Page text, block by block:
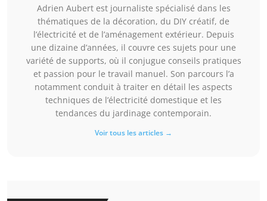
Adrien Aubert est journaliste spécialisé dans les
thématiques de la décoration, du DIY créatif, de
l’électricité et de l’aménagement extérieur. Depuis
une dizaine d’années, il couvre ces sujets pour une
variété de supports, où il conjugue conseils pratiques
et passion pour le travail manuel. Son parcours l’a
notamment conduit à traiter en détail les aspects
techniques de l’électricité domestique et les
tendances du jardinage contemporain.
Voir tous les articles →